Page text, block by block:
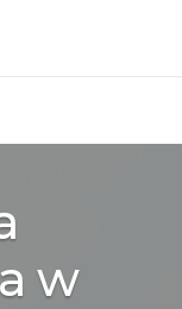
w